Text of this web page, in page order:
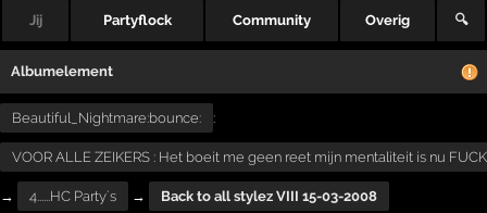
Jij Partyflock Community Overig 🔍
Albumelement
Beautiful_Nightmare:bounce: :
VOOR ALLE ZEIKERS : Het boeit me geen reet mijn mentaliteit is nu
→ 4......HC Party´s → Back to all stylez VIII 15-03-2008